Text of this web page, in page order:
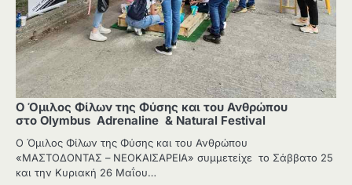
Ο Όμιλος Φίλων της Φύσης και του Ανθρώπου
στο Olymbus Adrenaline & Natural Festival
Ο Όμιλος Φίλων της Φύσης και του Ανθρώπου
«ΜΑΣΤΟΔΟΝΤΑΣ – ΝΕΟΚΑΙΣΑΡΕΙΑ» συμμετείχε το Σάββατο 25
και την Κυριακή 26 Μαΐου…